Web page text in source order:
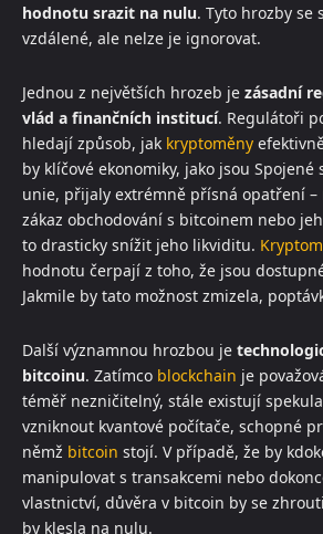
hodnotu srazit na nulu. Tyto hrozby se
vzdálené, ale nelze je ignorovat.
Jednou z největších hrozeb je zásadní
vlád a finančních institucí. Regulátoři
hledají způsob, jak kryptoměny
by klíčové ekonomiky, jako jsou Spojené
unie, přijaly extrémně přísná opatření
zákaz obchodování s bitcoinem nebo
to drasticky snížit jeho likviditu.
hodnotu čerpají z toho, že jsou
Jakmile by tato možnost zmizela,
Další významnou hrozbou je
bitcoinu. Zatímco blockchain je
téměř nezničitelný, stále existují
vzniknout kvantové počítače, schopné
němž bitcoin stojí. V případě, že by
manipulovat s transakcemi nebo
vlastnictví, důvěra v bitcoin by se
by klesla na nulu.